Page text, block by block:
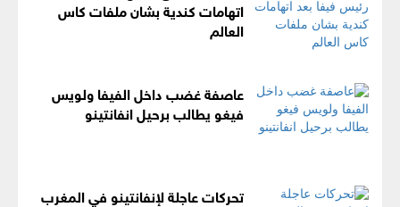
اتهامات كندية بشان ملفات كاس
العالم
عاصفة غضب داخل الفيفا ولويس
فيغو يطالب برحيل انفانتينو
تحركات عاجلة لإنفانتينو في المغرب